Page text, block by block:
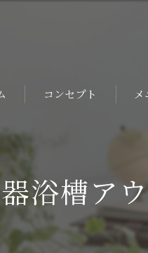
コンセプト
浴槽ア